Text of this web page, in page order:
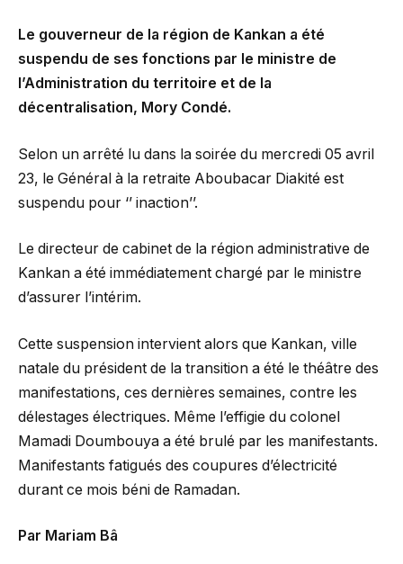
Le gouverneur de la région de Kankan a été
suspendu de ses fonctions par le ministre de
l’Administration du territoire et de la
décentralisation, Mory Condé.
Selon un arrêté lu dans la soirée du mercredi 05 avril
23, le Général à la retraite Aboubacar Diakité est
suspendu pour ‘’ inaction’’.
Le directeur de cabinet de la région administrative de
Kankan a été immédiatement chargé par le ministre
d’assurer l’intérim.
Cette suspension intervient alors que Kankan, ville
natale du président de la transition a été le théâtre des
manifestations, ces dernières semaines, contre les
délestages électriques. Même l’effigie du colonel
Mamadi Doumbouya a été brulé par les manifestants.
Manifestants fatigués des coupures d’électricité
durant ce mois béni de Ramadan.
Par Mariam Bâ